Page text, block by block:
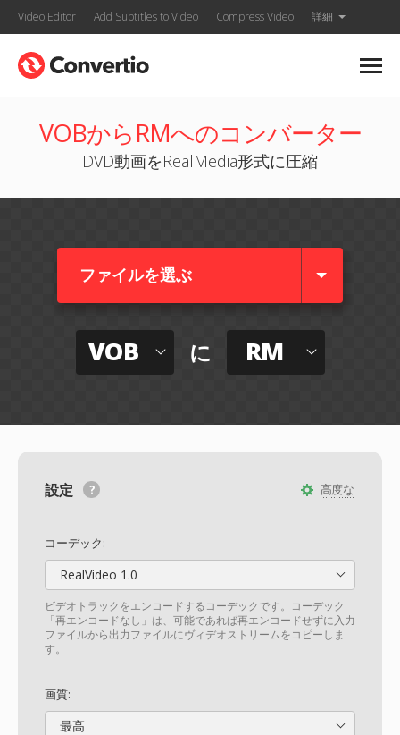
Video Editor Add Subtitles to Video Compress Video 詳細
VOBからRMへのコンバーター
DVD動画をRealMedia形式に圧縮
ファイルを選ぶ
VOB に RM
高度な
設定
コーデック:
RealVideo 1.0
ビデオトラックをエンコードするコーデックです。コーデック
「再エンコードなし」は、可能であれば再エンコードせずに入力
ファイルから出力ファイルにヴィデオストリームをコピーしま
す。
画質:
最高